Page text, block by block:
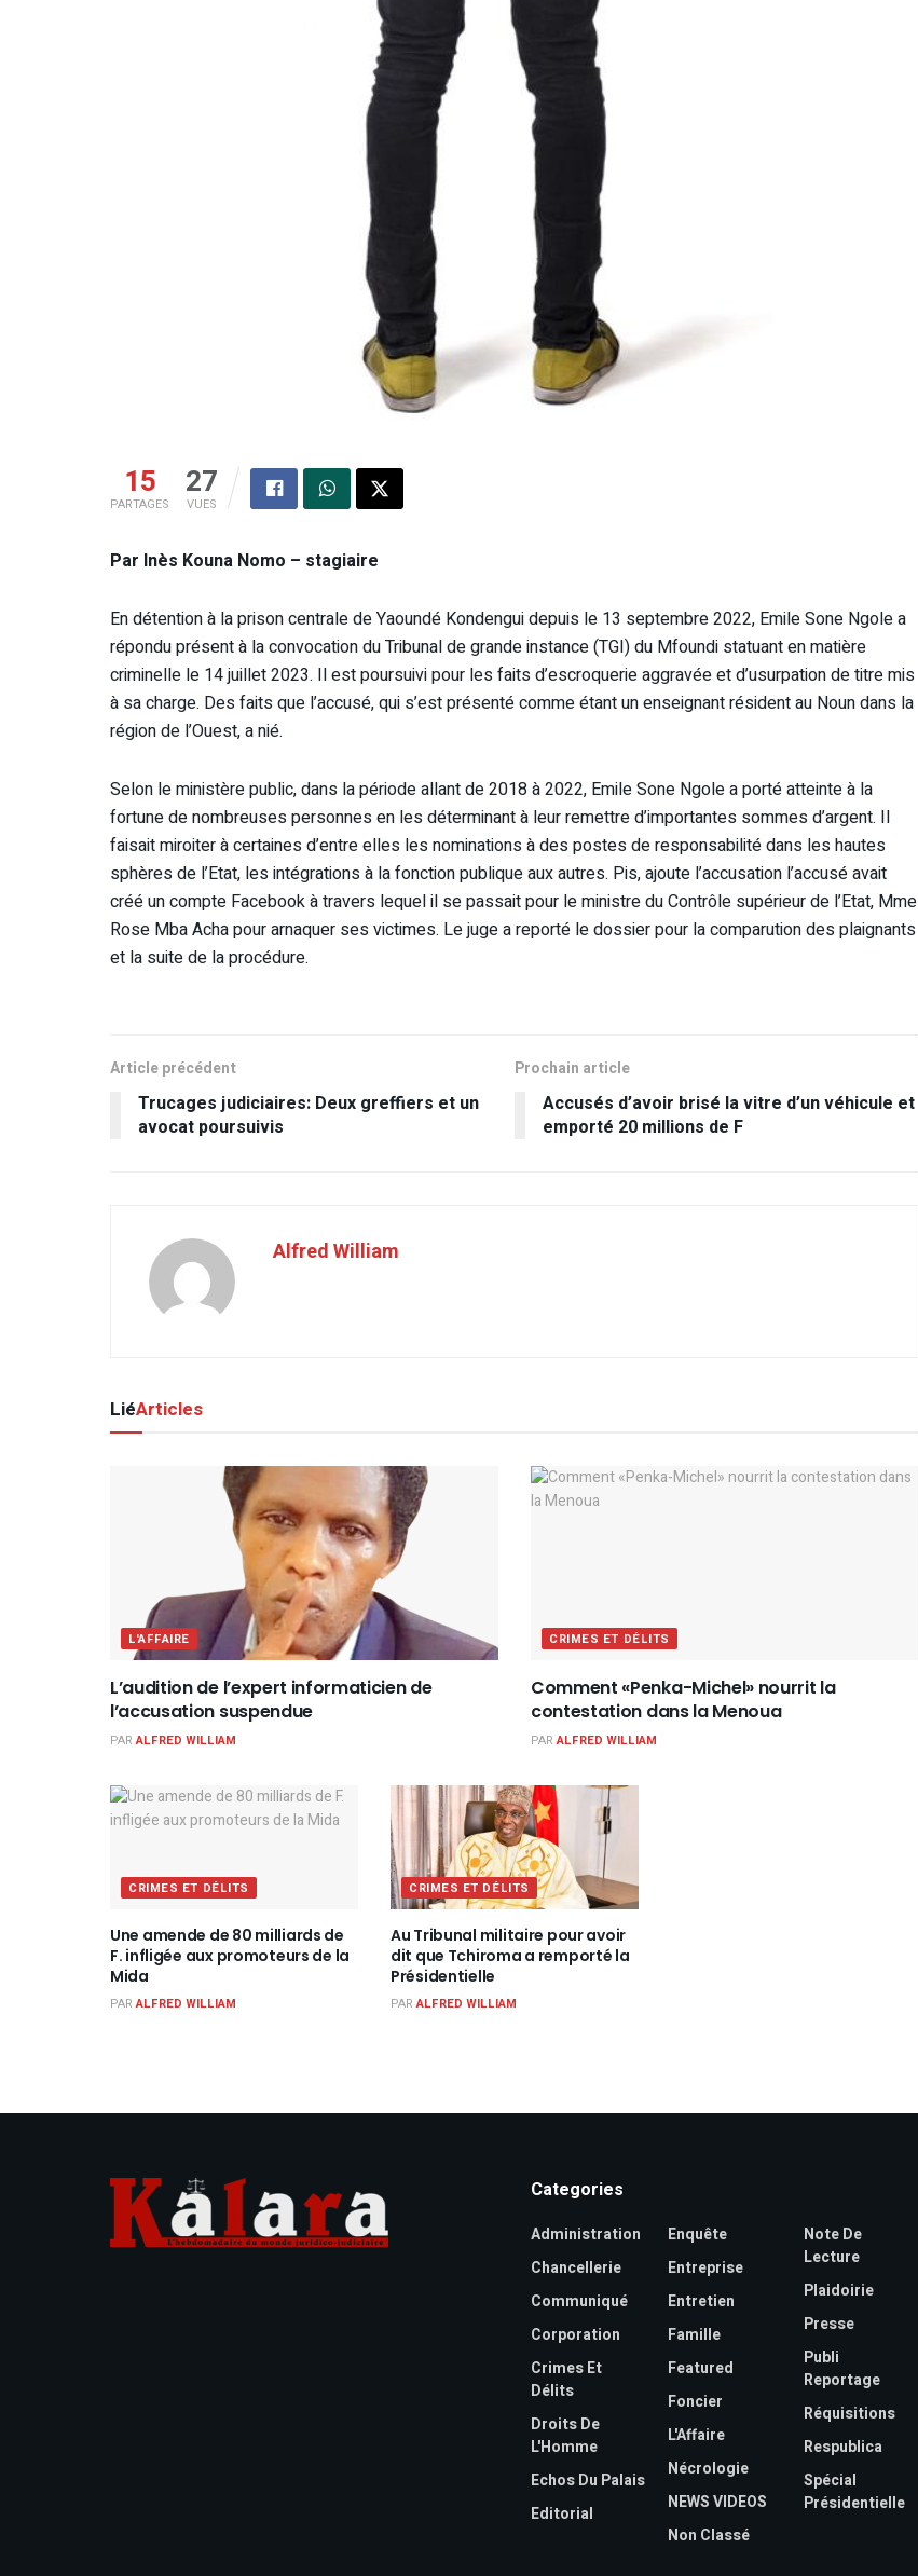
15
PARTAGES
27
VUES
Par Inès Kouna Nomo – stagiaire
En détention à la prison centrale de Yaoundé Kondengui depuis le 13 septembre 2022, Emile Sone Ngole a
répondu présent à la convocation du Tribunal de grande instance (TGI) du Mfoundi statuant en matière
criminelle le 14 juillet 2023. Il est poursuivi pour les faits d’escroquerie aggravée et d’usurpation de titre mis
à sa charge. Des faits que l’accusé, qui s’est présenté comme étant un enseignant résident au Noun dans la
région de l’Ouest, a nié.
Selon le ministère public, dans la période allant de 2018 à 2022, Emile Sone Ngole a porté atteinte à la
fortune de nombreuses personnes en les déterminant à leur remettre d’importantes sommes d’argent. Il
faisait miroiter à certaines d’entre elles les nominations à des postes de responsabilité dans les hautes
sphères de l’Etat, les intégrations à la fonction publique aux autres. Pis, ajoute l’accusation l’accusé avait
créé un compte Facebook à travers lequel il se passait pour le ministre du Contrôle supérieur de l’Etat, Mme
Rose Mba Acha pour arnaquer ses victimes. Le juge a reporté le dossier pour la comparution des plaignants
et la suite de la procédure.
Article précédent
Trucages judiciaires: Deux greffiers et un
avocat poursuivis
Prochain article
Accusés d’avoir brisé la vitre d’un véhicule et
emporté 20 millions de F
Alfred William
LiéArticles
L'AFFAIRE
L’audition de l’expert informaticien de
l’accusation suspendue
PAR ALFRED WILLIAM
CRIMES ET DÉLITS
Comment «Penka-Michel» nourrit la
contestation dans la Menoua
PAR ALFRED WILLIAM
CRIMES ET DÉLITS
Une amende de 80 milliards de
F. infligée aux promoteurs de la
Mida
PAR ALFRED WILLIAM
CRIMES ET DÉLITS
Au Tribunal militaire pour avoir
dit que Tchiroma a remporté la
Présidentielle
PAR ALFRED WILLIAM
Categories
Administration
Chancellerie
Communiqué
Corporation
Crimes Et
Délits
Droits De
L'Homme
Echos Du Palais
Editorial
Enquête
Entreprise
Entretien
Famille
Featured
Foncier
L'Affaire
Nécrologie
NEWS VIDEOS
Non Classé
Note De
Lecture
Plaidoirie
Presse
Publi
Reportage
Réquisitions
Respublica
Spécial
Présidentielle